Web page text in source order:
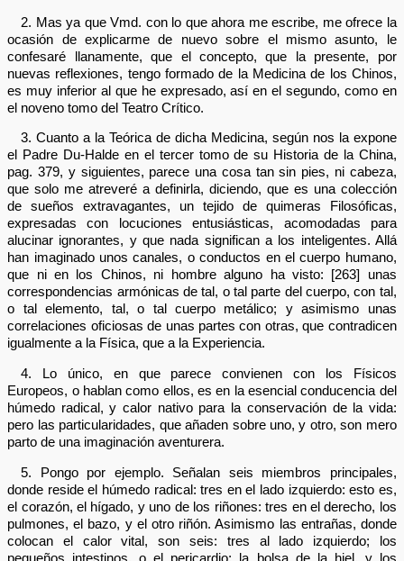
2. Mas ya que Vmd. con lo que ahora me escribe, me ofrece la
ocasión de explicarme de nuevo sobre el mismo asunto, le
confesaré llanamente, que el concepto, que la presente, por
nuevas reflexiones, tengo formado de la Medicina de los Chinos,
es muy inferior al que he expresado, así en el segundo, como en
el noveno tomo del Teatro Crítico.
3. Cuanto a la Teórica de dicha Medicina, según nos la expone
el Padre Du-Halde en el tercer tomo de su Historia de la China,
pag. 379, y siguientes, parece una cosa tan sin pies, ni cabeza,
que solo me atreveré a definirla, diciendo, que es una colección
de sueños extravagantes, un tejido de quimeras Filosóficas,
expresadas con locuciones entusiásticas, acomodadas para
alucinar ignorantes, y que nada significan a los inteligentes. Allá
han imaginado unos canales, o conductos en el cuerpo humano,
que ni en los Chinos, ni hombre alguno ha visto: [263] unas
correspondencias armónicas de tal, o tal parte del cuerpo, con tal,
o tal elemento, tal, o tal cuerpo metálico; y asimismo unas
correlaciones oficiosas de unas partes con otras, que contradicen
igualmente a la Física, que a la Experiencia.
4. Lo único, en que parece convienen con los Físicos
Europeos, o hablan como ellos, es en la esencial conducencia del
húmedo radical, y calor nativo para la conservación de la vida:
pero las particularidades, que añaden sobre uno, y otro, son mero
parto de una imaginación aventurera.
5. Pongo por ejemplo. Señalan seis miembros principales,
donde reside el húmedo radical: tres en el lado izquierdo: esto es,
el corazón, el hígado, y uno de los riñones: tres en el derecho, los
pulmones, el bazo, y el otro riñón. Asimismo las entrañas, donde
colocan el calor vital, son seis: tres al lado izquierdo; los